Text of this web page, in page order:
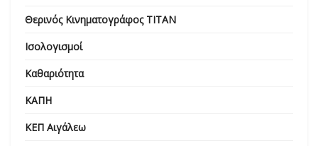
Θερινός Κινηματογράφος ΤΙΤΑΝ
Ισολογισμοί
Καθαριότητα
ΚΑΠΗ
ΚΕΠ Αιγάλεω